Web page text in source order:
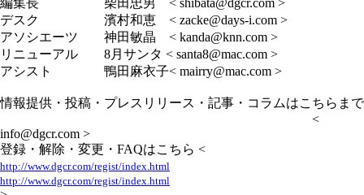
デスク 濱村和恵 < zacke@days-i.com >
アソシエーツ 神田敏晶 < kanda@knn.com >
リニューアル 8月サンタ < santa8@mac.com >
アシスト 鴨田麻衣子< mairry@mac.com >
情報提供・投稿・プレスリリース・記事・コラムはこちらまで
<
info@dgcr.com >
登録・解除・変更・FAQはこちら <
http://www.dgcr.com/regist/index.html
http://www.dgcr.com/regist/index.html